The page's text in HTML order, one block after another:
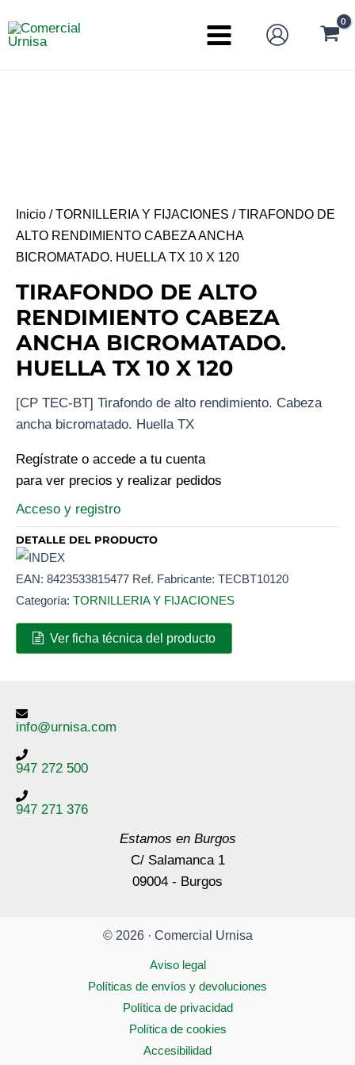
al
Main
Inicio /TORNILLERIA Y FIJACIONES / TIRAFONDO DE
ALTO RENDIMIENTO CABEZA ANCHA
BICROMATADO. HUELLA TX 10 X 120
TIRAFONDO DE ALTO
RENDIMIENTO CABEZA
ANCHA BICROMATADO.
HUELLA TX 10 X 120
[CP TEC-BT] Tirafondo de alto rendimiento. Cabeza
ancha bicromatado. Huella TX
Regístrate o accede a tu cuenta
para ver precios y realizar pedidos
Acceso y registro
DETALLE DEL PRODUCTO
EAN: 8423533815477 Ref. Fabricante: TECBT10120
Categoría: TORNILLERIA Y FIJACIONES
Ver ficha técnica del producto
info@urnisa.com
947 272 500
947 271 376
Estamos en Burgos
C/ Salamanca 1
09004 - Burgos
© 2026 · Comercial Urnisa
Aviso legal
Políticas de envíos y devoluciones
Política de privacidad
Política de cookies
Accesibilidad